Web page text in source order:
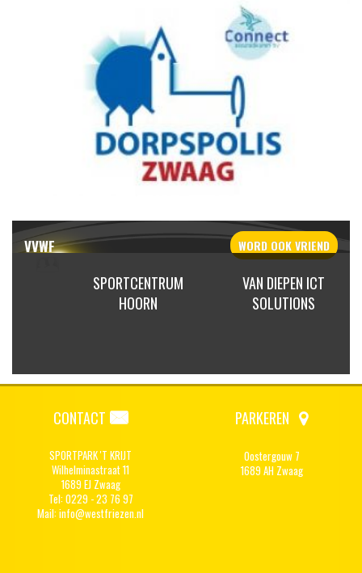
VVWF WORD OOKVRIEND
SPORTCENTRUM
HOORN
VAN DIEPEN ICT
SOLUTIONS
CONTACT
SPORTPARK 'T KRIJT
Wilhelminastraat 11
1689 EJ Zwaag
Tel: 0229 - 23 76 97
Mail:info@westfriezen.nl
PARKEREN
Oostergouw 7
1689 AH Zwaag